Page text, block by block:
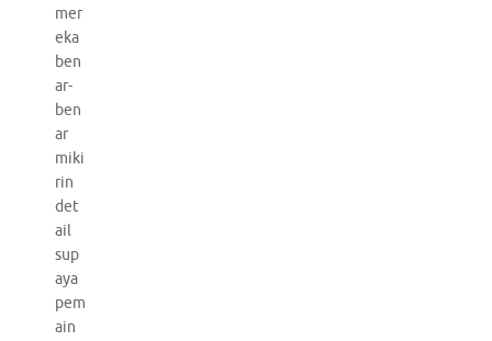
mer
eka
ben
ar-
ben
ar
miki
rin
det
ail
sup
aya
pem
ain